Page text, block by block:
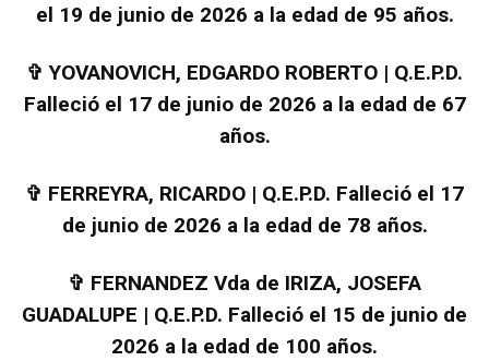
el 19 de junio de 2026 a la edad de 95 años.
✞YOVANOVICH, EDGARDO ROBERTO | Q.E.P.D.
Falleció el 17 de junio de 2026 a la edad de 67
años.
✞ FERREYRA, RICARDO | Q.E.P.D. Falleció el 17
de junio de 2026 a la edad de 78 años.
✞ FERNANDEZ Vda de IRIZA, JOSEFA
GUADALUPE | Q.E.P.D. Falleció el 15 de junio de
2026 a la edad de 100 años.